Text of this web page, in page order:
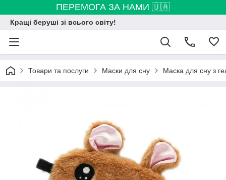
ПЕРЕМОГА ЗА НАМИ 🇺🇦
Кращі беруші зі всього світу!
Товари та послуги Маски для сну Маска для сну з